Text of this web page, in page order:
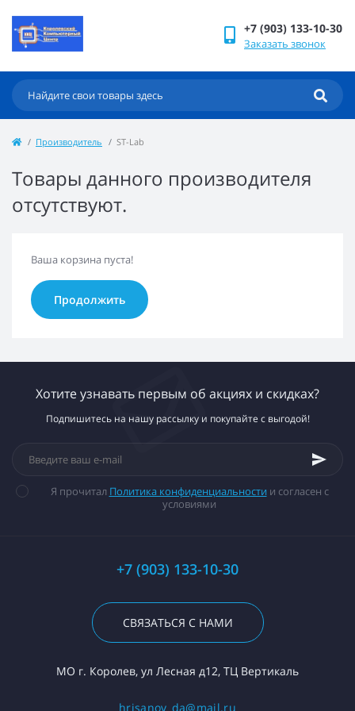
+7 (903) 133-10-30
Заказать звонок
Производитель ST-Lab
Товары данного производителя
отсутствуют.
Ваша корзина пуста!
Продолжить
Хотите узнавать первым об акциях и скидках?
Подпишитесь на нашу рассылку и покупайте с выгодой!
Я прочитал Политика конфиденциальности и согласен с
условиями
+7 (903) 133-10-30
СВЯЗАТЬСЯ С НАМИ
МО г. Королев, ул Лесная д12, ТЦ Вертикаль
hrisanov_da@mail.ru